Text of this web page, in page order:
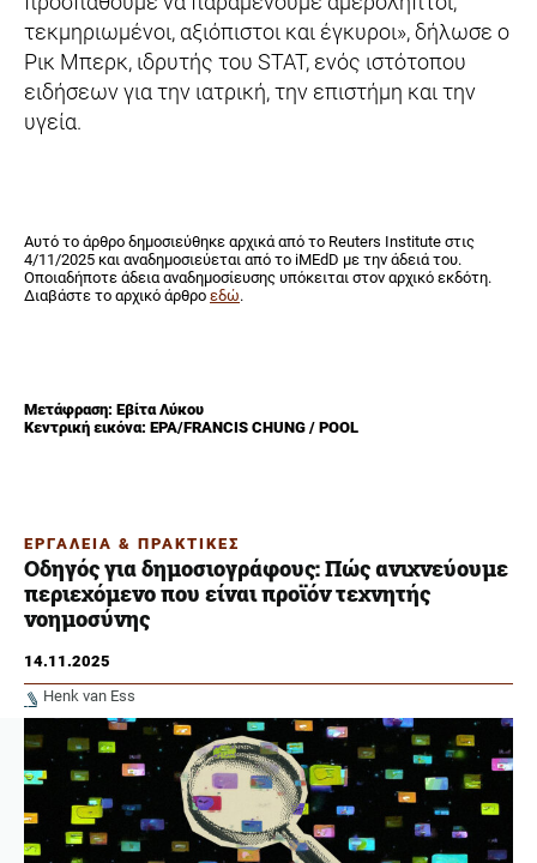
τεκμηριωμένοι, αξιόπιστοι και έγκυροι», δήλωσε ο
Ρικ Μπερκ, ιδρυτής του STAT, ενός ιστότοπου
ειδήσεων για την ιατρική, την επιστήμη και την
υγεία.
Αυτό το άρθρο δημοσιεύθηκε αρχικά από το Reuters Institute στις
4/11/2025 και αναδημοσιεύεται από το iMEdD με την άδειά του.
Οποιαδήποτε άδεια αναδημοσίευσης υπόκειται στον αρχικό εκδότη.
Διαβάστε το αρχικό άρθρο εδώ.
Μετάφραση: Εβίτα Λύκου
Κεντρική εικόνα: EPA/FRANCIS CHUNG / POOL
ΕΡΓΑΛΕΙΑ & ΠΡΑΚΤΙΚΕΣ
Οδηγός για δημοσιογράφους: Πώς ανιχνεύουμε
περιεχόμενο που είναι προϊόν τεχνητής
νοημοσύνης
14.11.2025
Henk van Ess